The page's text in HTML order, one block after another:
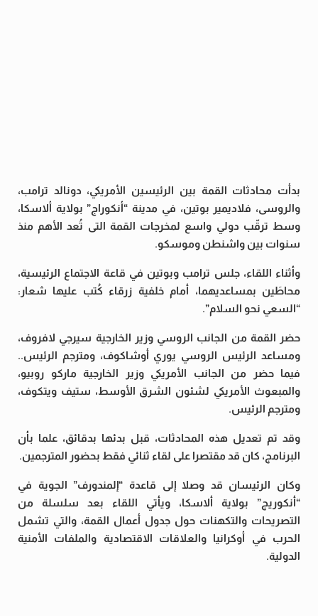
بدأت محادثات القمة بين الرئيسين الأمريكي، دونالد ترامب،
والروسى، فلاديمير بوتين، في مدينة “أنكوراج” بولاية ألاسكا،
وسط ترقّب دولي واسع لمخرجات القمة التى تُعد الأهم منذ
سنوات بين واشنطن وموسكو.
وأثناء اللقاء، جلس ترامب وبوتين في قاعة الاجتماع الرئيسية،
محاطَين بمساعديهما، أمام خلفية زرقاء كُتب عليها شعار:
“السعي نحو السلام”.
حضر القمة من الجانب الروسي وزير الخارجية سيرجي لافروف،
ومساعد الرئيس الروسي يوري أوشاكوف، ومترجم الرئيس..
فيما حضر من الجانب الأمريكي وزير الخارجية ماركو روبيو،
والمبعوث الأمريكي لشئون الشرق الأوسط، ستيف ويتكوف،
ومترجم الرئيس.
وقد تم تعديل هذه المحادثات، قبل بدئها بدقائق، علما بأن
البرنامج، كان قد مقتصرا على لقاء ثنائي فقط بحضور المترجمين.
وكان الرئيسان قد وصلا إلى قاعدة “إلمندورف” الجوية في
“أنكوريج” بولاية ألاسكا، ويأتي اللقاء بعد سلسلة من
التصريحات والتكهنات حول جدول أعمال القمة، والتي تشمل
الحرب في أوكرانيا والعلاقات الاقتصادية والملفات الأمنية
الدولية.